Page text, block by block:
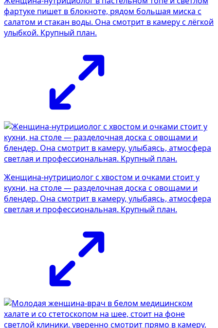
фартуке пишет в блокноте, рядом большая миска с
салатом и стакан воды. Она смотрит в камеру с лёгкой
улыбкой. Крупный план.
Женщина-нутрициолог с хвостом и очками стоит у
кухни, на столе — разделочная доска с овощами и
блендер. Она смотрит в камеру, улыбаясь, атмосфера
светлая и профессиональная. Крупный план.